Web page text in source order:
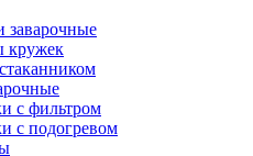
заварочные
кружек
с фильтром
с подогревом